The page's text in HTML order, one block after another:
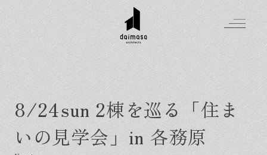
8/24sun 2棟を巡る「住ま
いの見学会」in 各務原
Greeting
はじめましての方へ
Made in DAIMASA